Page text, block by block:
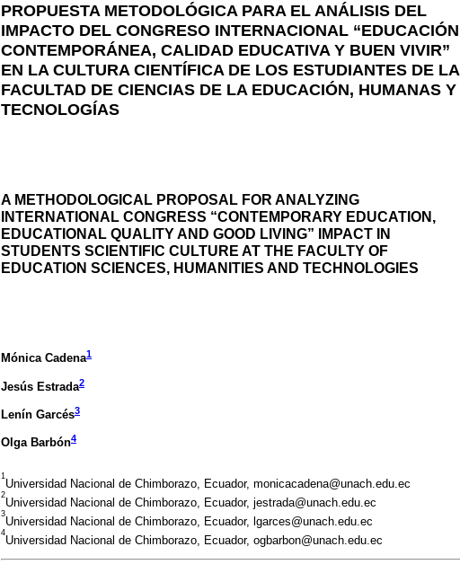
PROPUESTA METODOLÓGICA PARA EL ANÁLISIS DEL
IMPACTO DEL CONGRESO INTERNACIONAL “EDUCACIÓN
CONTEMPORÁNEA, CALIDAD EDUCATIVA Y BUEN VIVIR”
EN LA CULTURA CIENTÍFICA DE LOS ESTUDIANTES DE LA
FACULTAD DE CIENCIAS DE LA EDUCACIÓN, HUMANAS Y
TECNOLOGÍAS
A METHODOLOGICAL PROPOSAL FOR ANALYZING
INTERNATIONAL CONGRESS “CONTEMPORARY EDUCATION,
EDUCATIONAL QUALITY AND GOOD LIVING” IMPACT IN
STUDENTS SCIENTIFIC CULTURE AT THE FACULTY OF
EDUCATION SCIENCES, HUMANITIES AND TECHNOLOGIES
Mónica Cadena1
Jesús Estrada2
Lenín Garcés3
Olga Barbón4
1
Universidad Nacional de Chimborazo, Ecuador, monicacadena@unach.edu.ec
2
Universidad Nacional de Chimborazo, Ecuador, jestrada@unach.edu.ec
3
Universidad Nacional de Chimborazo, Ecuador, lgarces@unach.edu.ec
4
Universidad Nacional de Chimborazo, Ecuador, ogbarbon@unach.edu.ec